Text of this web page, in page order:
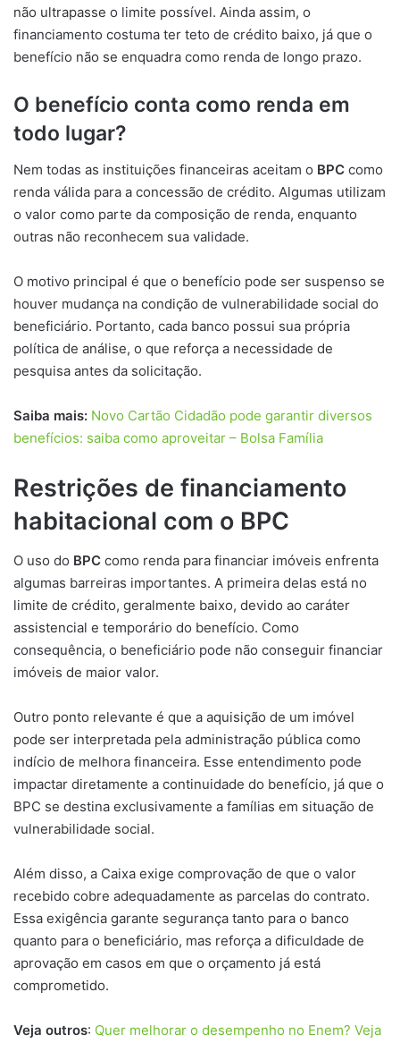
não ultrapasse o limite possível. Ainda assim, o
financiamento costuma ter teto de crédito baixo, já que o
benefício não se enquadra como renda de longo prazo.
O benefício conta como renda em
todo lugar?
Nem todas as instituições financeiras aceitam o BPC como
renda válida para a concessão de crédito. Algumas utilizam
o valor como parte da composição de renda, enquanto
outras não reconhecem sua validade.
O motivo principal é que o benefício pode ser suspenso se
houver mudança na condição de vulnerabilidade social do
beneficiário. Portanto, cada banco possui sua própria
política de análise, o que reforça a necessidade de
pesquisa antes da solicitação.
Saiba mais: Novo Cartão Cidadão pode garantir diversos
benefícios: saiba como aproveitar – Bolsa Família
Restrições de financiamento
habitacional com o BPC
O uso do BPC como renda para financiar imóveis enfrenta
algumas barreiras importantes. A primeira delas está no
limite de crédito, geralmente baixo, devido ao caráter
assistencial e temporário do benefício. Como
consequência, o beneficiário pode não conseguir financiar
imóveis de maior valor.
Outro ponto relevante é que a aquisição de um imóvel
pode ser interpretada pela administração pública como
indício de melhora financeira. Esse entendimento pode
impactar diretamente a continuidade do benefício, já que o
BPC se destina exclusivamente a famílias em situação de
vulnerabilidade social.
Além disso, a Caixa exige comprovação de que o valor
recebido cobre adequadamente as parcelas do contrato.
Essa exigência garante segurança tanto para o banco
quanto para o beneficiário, mas reforça a dificuldade de
aprovação em casos em que o orçamento já está
comprometido.
Veja outros: Quer melhorar o desempenho no Enem? Veja